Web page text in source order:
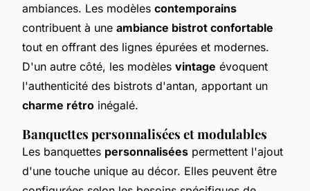
ambiances. Les modèles contemporains
contribuent à une ambiance bistrot confortable
tout en offrant des lignes épurées et modernes.
D'un autre côté, les modèles vintage évoquent
l'authenticité des bistrots d'antan, apportant un
charme rétro inégalé.
Banquettes personnalisées et modulables
Les banquettes personnalisées permettent l'ajout
d'une touche unique au décor. Elles peuvent être